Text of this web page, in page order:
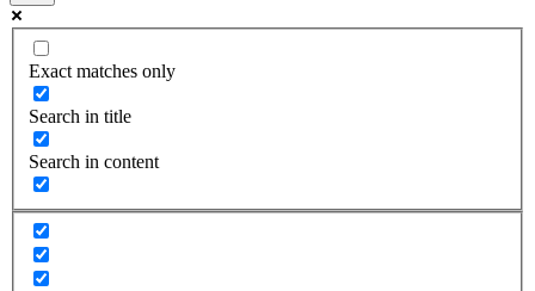
Exact matches only
Search in title
Search in content